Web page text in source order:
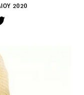
2020